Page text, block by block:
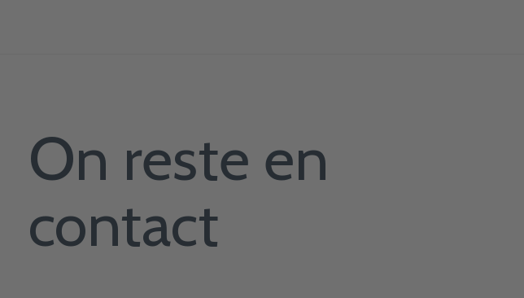
On reste en
contact